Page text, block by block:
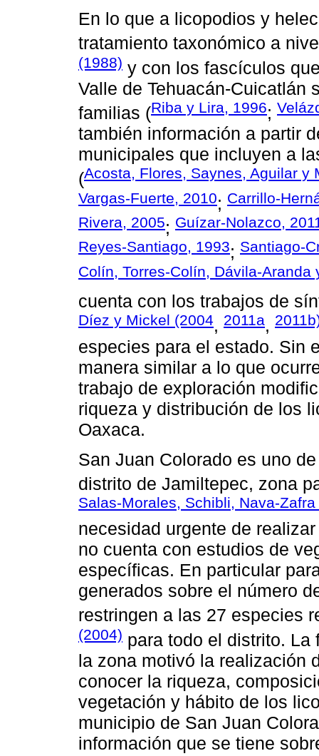
En lo que a licopodios y
tratamiento taxonómico a
(1988) y con los fascículos
Valle de Tehuacán-Cuicatlán
familias (Riba y Lira, 1996;
también información a partir
municipales que incluyen a
(Acosta, Flores, Saynes, Aguilar y
Vargas-Fuerte, 2010; Carrillo-
Rivera, 2005; Guízar-Nolazco,
Reyes-Santiago, 1993; Santiago-
Colín, Torres-Colín, Dávila-Aranda
cuenta con los trabajos de
Díez y Mickel (2004, 2011a,
especies para el estado. Sin
manera similar a lo que
trabajo de exploración
riqueza y distribución de los
Oaxaca.
San Juan Colorado es uno
distrito de Jamiltepec, zona
Salas-Morales, Schibli, Nava-
necesidad urgente de
no cuenta con estudios de
específicas. En particular
generados sobre el número
restringen a las 27 especies
(2004) para todo el distrito. La
la zona motivó la realización
conocer la riqueza,
vegetación y hábito de los
municipio de San Juan
información que se tiene